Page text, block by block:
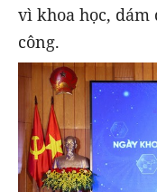
vì khoa học,
công.